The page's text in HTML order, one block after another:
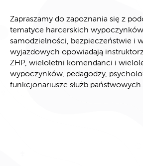
Zapraszamy do zapoznania się z
tematyce harcerskich
samodzielności, bezpieczeństwie i
wyjazdowych opowiadają
ZHP, wieloletni komendanci i
wypoczynków, pedagodzy,
funkcjonariusze służb państwowych.